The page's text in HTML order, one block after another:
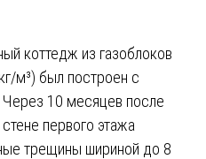
коттедж из газоблоков
м³) был построен с
10 месяцев после
первого этажа
трещины шириной до 8